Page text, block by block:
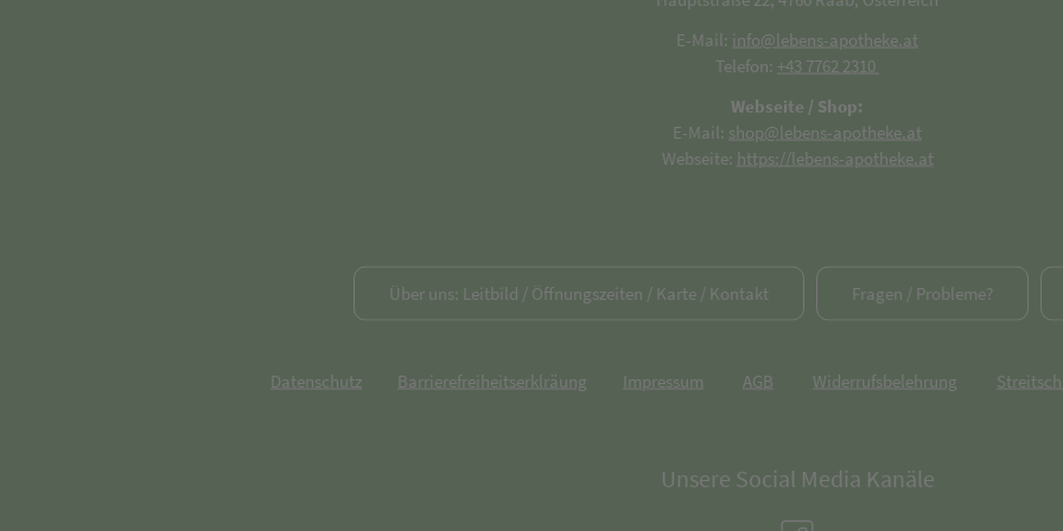
E-Mail: info@lebens-apotheke.at
Telefon: +43 7762 2310
Webseite / Shop:
E-Mail: shop@lebens-apotheke.at
Webseite: https://lebens-apotheke.at
Über uns: Leitbild / Öffnungszeiten / Karte / Kontakt Fragen / Probleme?
Datenschutz Barrierefreiheitserklräung Impressum AGB Widerrufsbelehrung
Unsere Social Media Kanäle